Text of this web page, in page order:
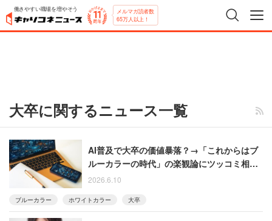
働きやすい職場を増やそう メルマガ読者数
65万人以上！
大卒に関するニュース一覧
AI普及で大卒の価値暴落？→「これからはブ
ルーカラーの時代」の楽観論にツッコミ相次
ぐ
2026.6.10
ブルーカラー ホワイトカラー 大卒